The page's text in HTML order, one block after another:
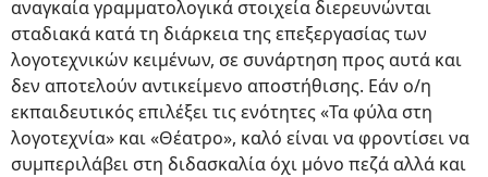
αναγκαία γραμματολογικά στοιχεία διερευνώνται
σταδιακά κατά τη διάρκεια της επεξεργασίας των
λογοτεχνικών κειμένων, σε συνάρτηση προς αυτά και
δεν αποτελούν αντικείμενο αποστήθισης. Εάν ο/η
εκπαιδευτικός επιλέξει τις ενότητες «Τα φύλα στη
λογοτεχνία» και «Θέατρο», καλό είναι να φροντίσει να
συμπεριλάβει στη διδασκαλία όχι μόνο πεζά αλλά και